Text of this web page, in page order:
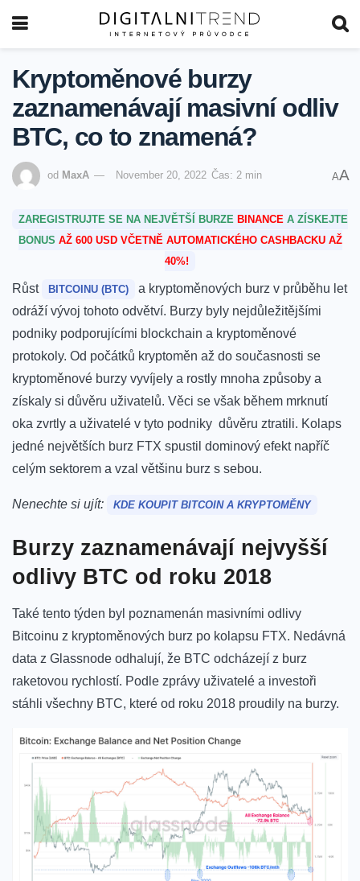
Kryptoměnové burzy
zaznamenávají masivní odliv
BTC, co to znamená?
od MaxA November 20, 2022 Čas: 2 min AA
ZAREGISTRUJTE SE NA NEJVĚTŠÍ BURZE BINANCE A ZÍSKEJTE
BONUS AŽ 600 USD VČETNĚ AUTOMATICKÉHO CASHBACKU AŽ
40%!
Růst BITCOINU (BTC)
a kryptoměnových burz v průběhu let
odráží vývoj tohoto odvětví. Burzy byly nejdůležitějšími
podniky podporujícími blockchain a kryptoměnové
protokoly. Od počátků kryptoměn až do současnosti se
kryptoměnové burzy vyvíjely a rostly mnoha způsoby a
získaly si důvěru uživatelů. Věci se však během mrknutí
oka zvrtly a uživatelé v tyto podniky důvěru ztratili. Kolaps
jedné největších burz FTX spustil dominový efekt napříč
celým sektorem a vzal většinu burz s sebou.
Nenechte si ujít: KDE KOUPIT BITCOIN A KRYPTOMĚNY
Burzy zaznamenávají nejvyšší
odlivy BTC od roku 2018
Také tento týden byl poznamenán masivními odlivy
Bitcoinu z kryptoměnových burz po kolapsu FTX. Nedávná
data z Glassnode odhalují, že BTC odcházejí z burz
raketovou rychlostí. Podle zprávy uživatelé a investoři
stáhli všechny BTC, které od roku 2018 proudily na burzy.